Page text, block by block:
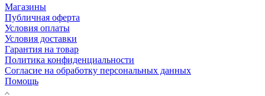
Магазины
Публичная оферта
Условия оплаты
Условия доставки
Гарантия на товар
Политика конфиденциальности
Согласие на обработку персональных данных
Помощь